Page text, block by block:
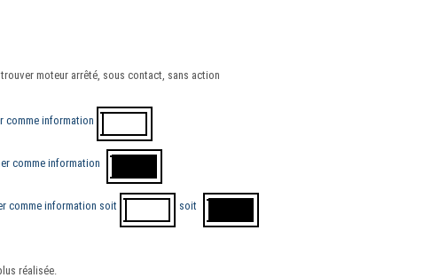
moteur arrêté, sous contact, sans action
comme information
comme information
comme information soit soit
réalisée.